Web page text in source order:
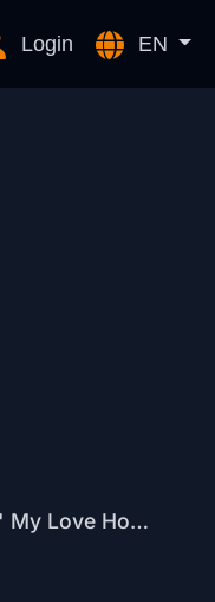
Login EN
Drivin' My Love Home ( To You )